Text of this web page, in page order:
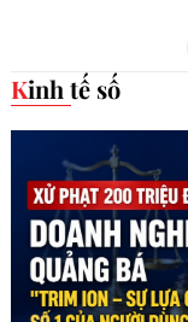
Kinh tế số